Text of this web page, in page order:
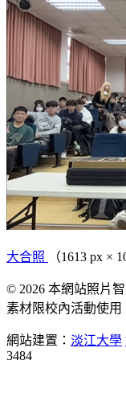
大合照 （1613 px ×
© 2026 本網站照片
素材限校內活動使用
網站建置： 淡江大學
3484